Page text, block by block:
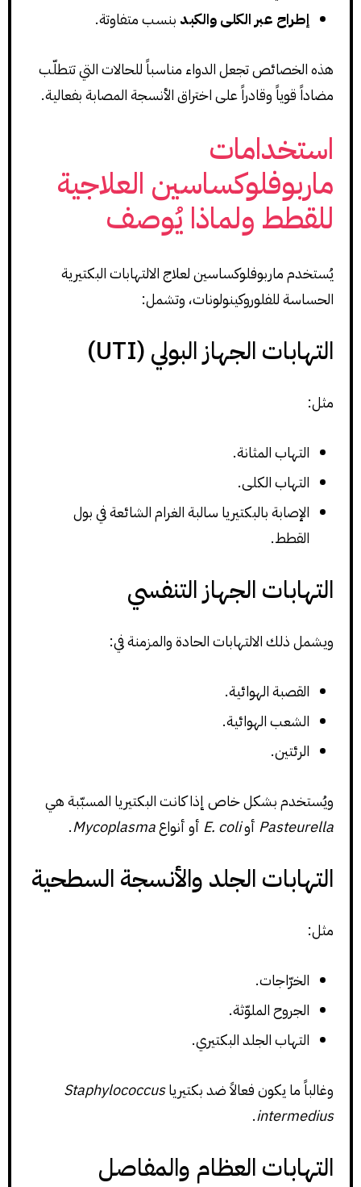
إطراح عبر الكلى والكبد بنسب متفاوتة.
هذه الخصائص تجعل الدواء مناسباً للحالات التي تتطلّب
مضاداً قوياً وقادراً على اختراق الأنسجة المصابة بفعالية.
استخدامات
ماربوفلوكساسين العلاجية
للقطط ولماذا يُوصف
يُستخدم ماربوفلوكساسين لعلاج الالتهابات البكتيرية
الحساسة للفلوروكينولونات، وتشمل:
التهابات الجهاز البولي (UTI)
مثل:
التهاب المثانة.
التهاب الكلى.
الإصابة بالبكتيريا سالبة الغرام الشائعة في بول
القطط.
التهابات الجهاز التنفسي
ويشمل ذلك الالتهابات الحادة والمزمنة في:
القصبة الهوائية.
الشعب الهوائية.
الرئتين.
ويُستخدم بشكل خاص إذا كانت البكتيريا المسبّبة هي
Pasteurella أوE. coli أو أنواعMycoplasma
.
التهابات الجلد والأنسجة السطحية
مثل:
الخرّاجات.
الجروح الملوّثة.
التهاب الجلد البكتيري.
وغالباً ما يكون فعالاً ضد بكتيرياStaphylococcus
intermedius
.
التهابات العظام والمفاصل